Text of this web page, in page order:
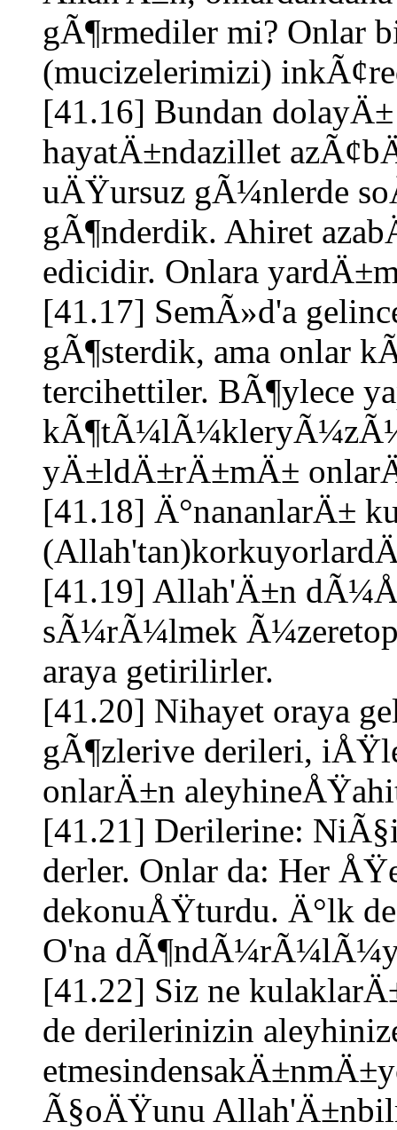
gÃ¶rmediler mi? Onlar
(mucizelerimizi)
[41.16] Bundan
hayatÄ±ndazillet
uÄŸursuz gÃ¼nlerde
gÃ¶nderdik. Ahiret
edicidir. Onlara
[41.17] SemÃ»d'a
gÃ¶sterdik, ama onlar
tercihettiler. BÃ¶ylece
yÄ±ldÄ±rÄ±mÄ±
[41.18] Ä°nananlarÄ±
[41.19] Allah'Ä±n
sÃ¼rÃ¼lmek
araya getirilirler.
[41.20] Nihayet oraya
gÃ¶zlerive derileri,
onlarÄ±n
[41.21] Derilerine:
derler. Onlar da: Her
dekonuÅŸturdu. Ä°lk
O'na
[41.22] Siz ne
de derilerinizin
Ã§oÄŸunu